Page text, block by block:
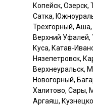
Копейск, Озерск,
Сатка,
Трехгорный,
Верхний Уфалей,
Куса, Катав-
Нязепетровск,
Верхнеуральск,
Новогорный,
Халитово, Сары,
Аргаяш,